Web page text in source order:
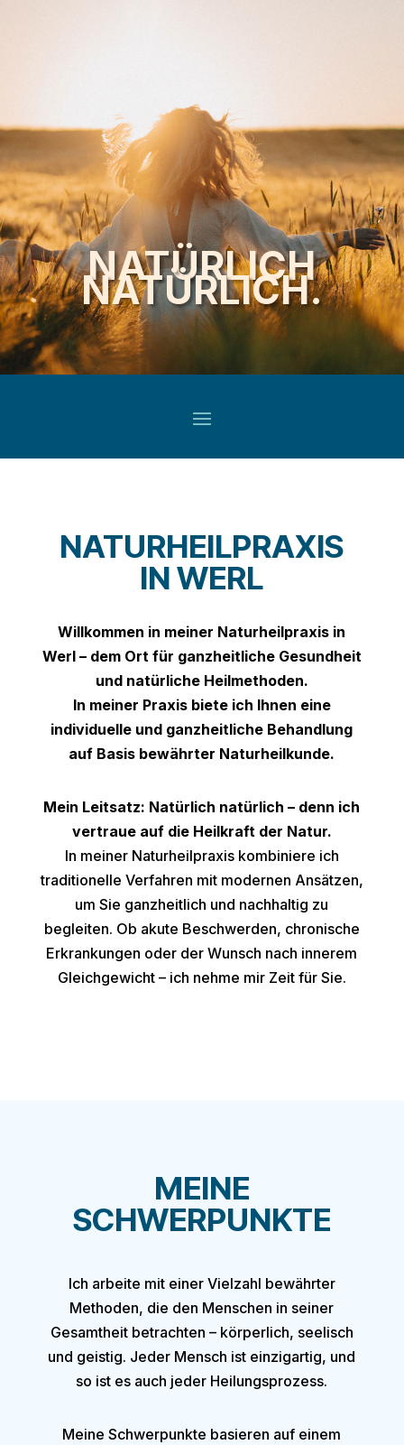
NATÜRLICH
NATÜRLICH.
NATURHEILPRAXIS
IN WERL
Willkommen in meiner Naturheilpraxis in
Werl– dem Ort für ganzheitliche Gesundheit
und natürliche Heilmethoden.
In meiner Praxis biete ich Ihnen eine
individuelle und ganzheitliche Behandlung
auf Basis bewährter Naturheilkunde.
Mein Leitsatz: Natürlich natürlich – denn ich
vertraue auf die Heilkraft der Natur.
In meiner Naturheilpraxis kombiniere ich
traditionelle Verfahren mit modernen Ansätzen,
um Sie ganzheitlich und nachhaltig zu
begleiten. Ob akute Beschwerden, chronische
Erkrankungen oder der Wunsch nach innerem
Gleichgewicht – ich nehme mir Zeit für Sie.
MEINE
SCHWERPUNKTE
Ich arbeite mit einer Vielzahl bewährter
Methoden, die den Menschen in seiner
Gesamtheit betrachten – körperlich, seelisch
und geistig. Jeder Mensch ist einzigartig, und
so ist es auch jeder Heilungsprozess.
Meine Schwerpunkte basieren auf einem